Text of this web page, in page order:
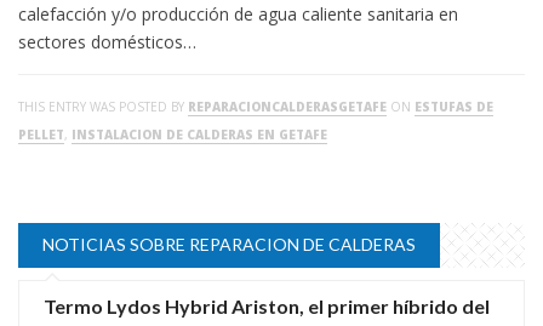
calefacción y/o producción de agua caliente sanitaria en
sectores domésticos…
THIS ENTRY WAS POSTED BY REPARACIONCALDERASGETAFE ON ESTUFAS DE
PELLET, INSTALACION DE CALDERAS EN GETAFE
NOTICIAS SOBRE REPARACION DE CALDERAS
Termo Lydos Hybrid Ariston, el primer híbrido del